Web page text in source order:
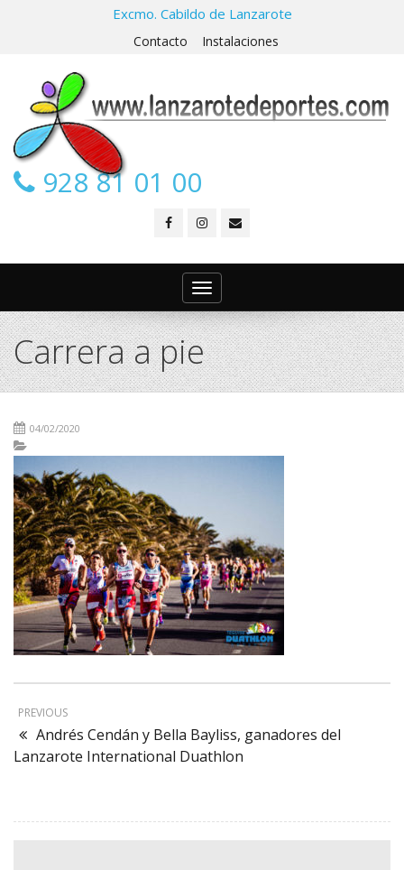
Excmo. Cabildo de Lanzarote
Contacto Instalaciones
928 81 01 00
Toggle
navigation
Carrera a pie
04/02/2020
PREVIOUS
Andrés Cendán y Bella Bayliss, ganadores del
Lanzarote International Duathlon